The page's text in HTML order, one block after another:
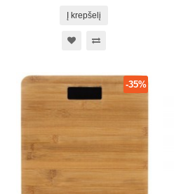
Į krepšelį
-35%